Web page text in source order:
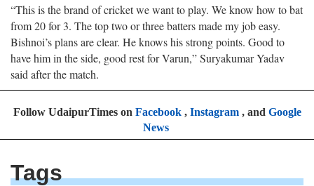
“This is the brand of cricket we want to play. We know how to bat
from 20 for 3. The top two or three batters made my job easy.
Bishnoi’s plans are clear. He knows his strong points. Good to
have him in the side, good rest for Varun,” Suryakumar Yadav
said after the match.
Follow UdaipurTimes on Facebook, Instagram, and Google
News
Tags